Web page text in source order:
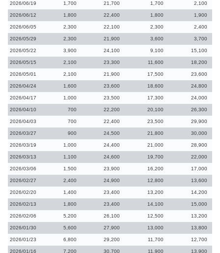
2026/06/19 1,700 21,700 1,700 2,100
2026/06/12 1,800 22,400 1,800 1,900
2026/06/05 2,300 22,100 2,300 2,400
2026/05/29 2,300 21,900 3,600 3,700
2026/05/22 3,900 24,100 9,100 15,100
2026/05/15 2,100 23,300 11,600 18,200
2026/05/01 2,100 21,900 17,500 23,600
2026/04/24 1,600 23,600 18,600 24,800
2026/04/17 1,000 23,500 17,300 24,000
2026/04/10 700 22,200 20,100 26,300
2026/04/03 700 22,400 23,500 29,900
2026/03/27 900 24,500 21,800 30,000
2026/03/19 1,000 24,400 21,000 28,900
2026/03/13 1,100 24,600 19,700 22,000
2026/03/06 1,500 23,900 16,200 17,000
2026/02/27 2,400 24,900 12,800 13,600
2026/02/20 1,400 23,400 13,200 14,200
2026/02/13 1,800 23,400 14,100 15,000
2026/02/06 5,200 26,100 12,500 13,200
2026/01/30 5,600 27,900 13,000 13,800
2026/01/23 6,800 29,200 11,700 12,700
2026/01/16 7,200 30,700 11,900 13,900